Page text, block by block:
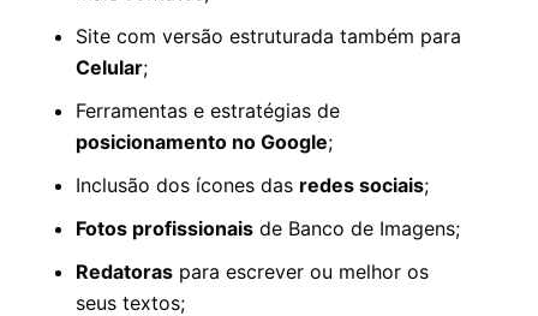
Site com versão estruturada também para
Celular;
Ferramentas e estratégias de
posicionamento no Google;
Inclusão dos ícones das redes sociais;
Fotos profissionais de Banco de Imagens;
Redatoras para escrever ou melhor os
seus textos;